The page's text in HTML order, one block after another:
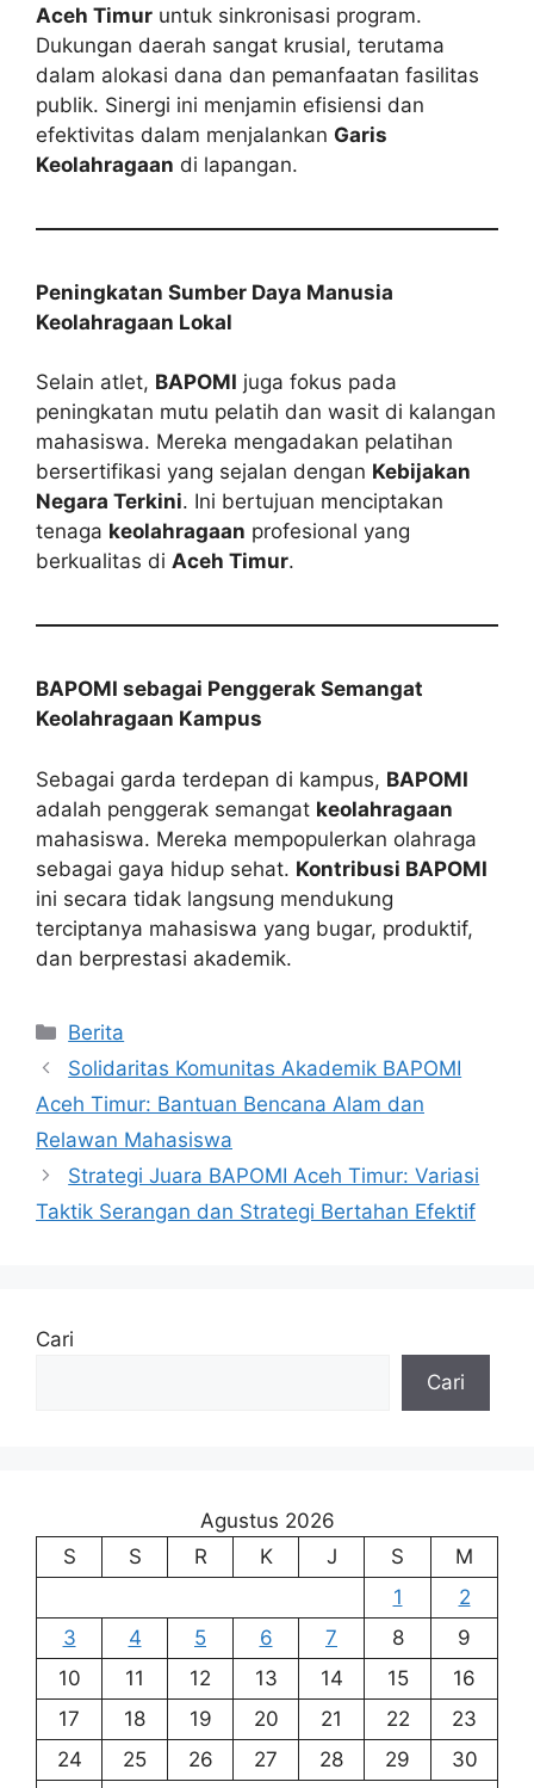
Aceh Timur untuk sinkronisasi program.
Dukungan daerah sangat krusial, terutama
dalam alokasi dana dan pemanfaatan fasilitas
publik. Sinergi ini menjamin efisiensi dan
efektivitas dalam menjalankan Garis
Keolahragaan di lapangan.
Peningkatan Sumber Daya Manusia
Keolahragaan Lokal
Selain atlet, BAPOMI juga fokus pada
peningkatan mutu pelatih dan wasit di kalangan
mahasiswa. Mereka mengadakan pelatihan
bersertifikasi yang sejalan dengan Kebijakan
Negara Terkini. Ini bertujuan menciptakan
tenaga keolahragaan profesional yang
berkualitas di Aceh Timur.
BAPOMI sebagai Penggerak Semangat
Keolahragaan Kampus
Sebagai garda terdepan di kampus, BAPOMI
adalah penggerak semangat keolahragaan
mahasiswa. Mereka mempopulerkan olahraga
sebagai gaya hidup sehat. Kontribusi BAPOMI
ini secara tidak langsung mendukung
terciptanya mahasiswa yang bugar, produktif,
dan berprestasi akademik.
Kategori
Berita
Solidaritas Komunitas Akademik BAPOMI
Aceh Timur: Bantuan Bencana Alam dan
Relawan Mahasiswa
Strategi Juara BAPOMI Aceh Timur: Variasi
Taktik Serangan dan Strategi Bertahan Efektif
Cari
Cari
Agustus 2026
S
S R K J S
M
1
2
3
4 5 6 7 8
9
10
11 12 13 14 15
16
17
18 19 20 21 22
23
24
25 26 27 28 29
30